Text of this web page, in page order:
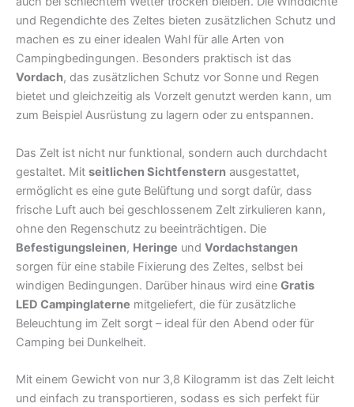
und Regendichte des Zeltes bieten zusätzlichen Schutz und
machen es zu einer idealen Wahl für alle Arten von
Campingbedingungen. Besonders praktisch ist das
Vordach, das zusätzlichen Schutz vor Sonne und Regen
bietet und gleichzeitig als Vorzelt genutzt werden kann, um
zum Beispiel Ausrüstung zu lagern oder zu entspannen.
Das Zelt ist nicht nur funktional, sondern auch durchdacht
gestaltet. Mit seitlichen Sichtfenstern ausgestattet,
ermöglicht es eine gute Belüftung und sorgt dafür, dass
frische Luft auch bei geschlossenem Zelt zirkulieren kann,
ohne den Regenschutz zu beeinträchtigen. Die
Befestigungsleinen, Heringe und Vordachstangen
sorgen für eine stabile Fixierung des Zeltes, selbst bei
windigen Bedingungen. Darüber hinaus wird eine Gratis
LED Campinglaterne mitgeliefert, die für zusätzliche
Beleuchtung im Zelt sorgt – ideal für den Abend oder für
Camping bei Dunkelheit.
Mit einem Gewicht von nur 3,8 Kilogramm ist das Zelt leicht
und einfach zu transportieren, sodass es sich perfekt für